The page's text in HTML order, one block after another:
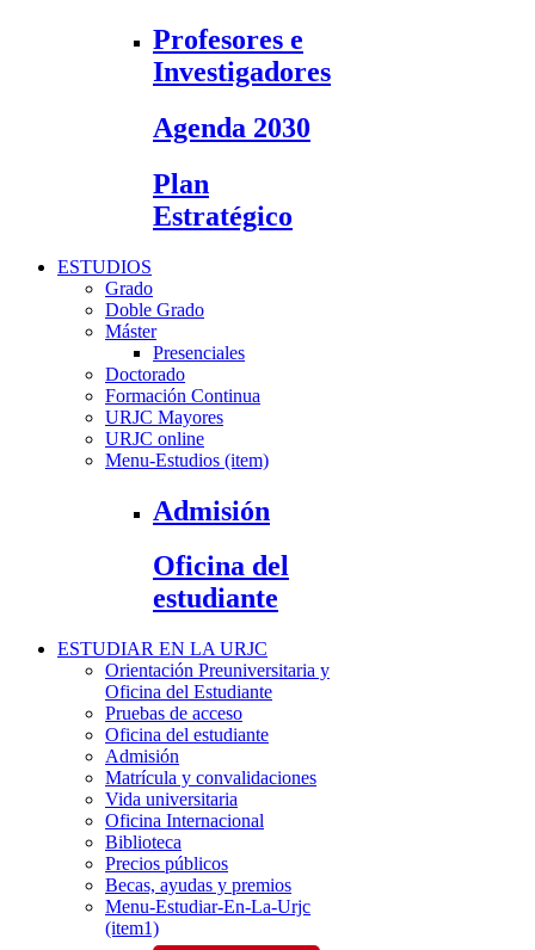
Profesores e
Investigadores
Agenda 2030
Plan
Estratégico
ESTUDIOS
Grado
Doble Grado
Máster
Presenciales
Doctorado
Formación Continua
URJC Mayores
URJC online
Menu-Estudios (item)
Admisión
Oficina del
estudiante
ESTUDIAR EN LA URJC
Orientación Preuniversitaria y
Oficina del Estudiante
Pruebas de acceso
Oficina del estudiante
Admisión
Matrícula y convalidaciones
Vida universitaria
Oficina Internacional
Biblioteca
Precios públicos
Becas, ayudas y premios
Menu-Estudiar-En-La-Urjc
(item1)